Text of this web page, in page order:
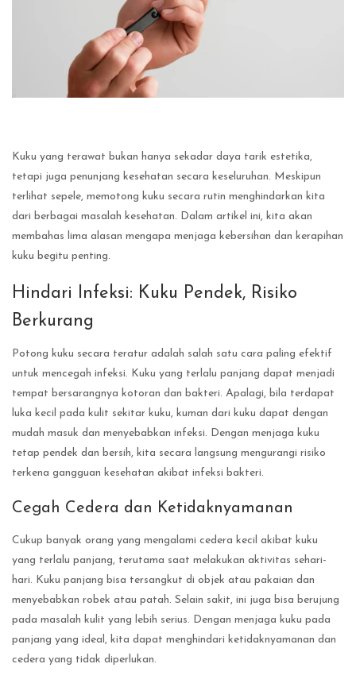
Kuku yang terawat bukan hanya sekadar daya tarik estetika,
tetapi juga penunjang kesehatan secara keseluruhan. Meskipun
terlihat sepele, memotong kuku secara rutin menghindarkan kita
dari berbagai masalah kesehatan. Dalam artikel ini, kita akan
membahas lima alasan mengapa menjaga kebersihan dan kerapihan
kuku begitu penting.
Hindari Infeksi: Kuku Pendek, Risiko
Berkurang
Potong kuku secara teratur adalah salah satu cara paling efektif
untuk mencegah infeksi. Kuku yang terlalu panjang dapat menjadi
tempat bersarangnya kotoran dan bakteri. Apalagi, bila terdapat
luka kecil pada kulit sekitar kuku, kuman dari kuku dapat dengan
mudah masuk dan menyebabkan infeksi. Dengan menjaga kuku
tetap pendek dan bersih, kita secara langsung mengurangi risiko
terkena gangguan kesehatan akibat infeksi bakteri.
Cegah Cedera dan Ketidaknyamanan
Cukup banyak orang yang mengalami cedera kecil akibat kuku
yang terlalu panjang, terutama saat melakukan aktivitas sehari-
hari. Kuku panjang bisa tersangkut di objek atau pakaian dan
menyebabkan robek atau patah. Selain sakit, ini juga bisa berujung
pada masalah kulit yang lebih serius. Dengan menjaga kuku pada
panjang yang ideal, kita dapat menghindari ketidaknyamanan dan
cedera yang tidak diperlukan.